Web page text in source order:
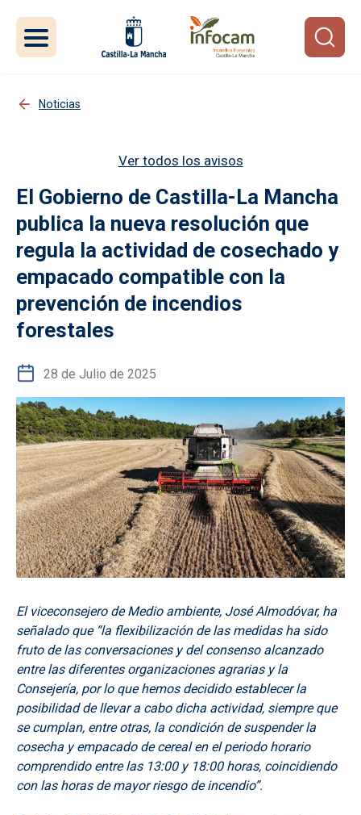
Noticias
Ver todos los avisos
El Gobierno de Castilla-La Mancha
publica la nueva resolución que
regula la actividad de cosechado y
empacado compatible con la
prevención de incendios
forestales
28 de Julio de 2025
El viceconsejero de Medio ambiente, José Almodóvar, ha
señalado que “la flexibilización de las medidas ha sido
fruto de las conversaciones y del consenso alcanzado
entre las diferentes organizaciones agrarias y la
Consejería, por lo que hemos decidido establecer la
posibilidad de llevar a cabo dicha actividad, siempre que
se cumplan, entre otras, la condición de suspender la
cosecha y empacado de cereal en el periodo horario
comprendido entre las 13:00 y 18:00 horas, coincidiendo
con las horas de mayor riesgo de incendio”.